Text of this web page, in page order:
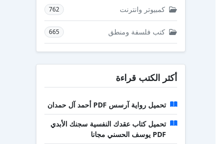
كمبيوتر وانترنت 762
كتب فلسفة ومنطق 665
أكثر الكتب قراءة
تحميل رواية آرسس PDF أحمد آل حمدان
تحميل كتاب عقدك النفسية سجنك الأبدي
PDF يوسف الحسني مجانا